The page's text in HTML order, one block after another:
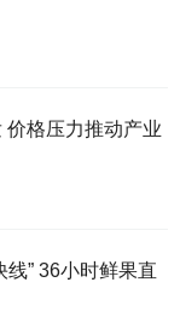
线” 36小时鲜果直